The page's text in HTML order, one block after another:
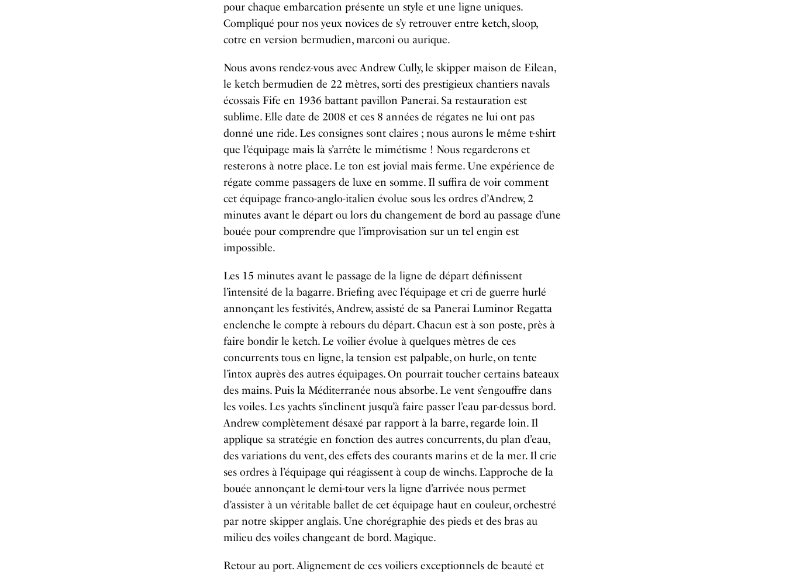
pour chaque embarcation présente un style et une ligne uniques.
Compliqué pour nos yeux novices de s’y retrouver entre ketch, sloop,
cotre en version bermudien, marconi ou aurique.
Nous avons rendez-vous avec Andrew Cully, le skipper maison de Eilean,
le ketch bermudien de 22 mètres, sorti des prestigieux chantiers navals
écossais Fife en 1936 battant pavillon Panerai. Sa restauration est
sublime. Elle date de 2008 et ces 8 années de régates ne lui ont pas
donné une ride. Les consignes sont claires ; nous aurons le même t-shirt
que l’équipage mais là s’arrête le mimétisme ! Nous regarderons et
resterons à notre place. Le ton est jovial mais ferme. Une expérience de
régate comme passagers de luxe en somme. Il suffira de voir comment
cet équipage franco-anglo-italien évolue sous les ordres d’Andrew, 2
minutes avant le départ ou lors du changement de bord au passage d’une
bouée pour comprendre que l’improvisation sur un tel engin est
impossible.
Les 15 minutes avant le passage de la ligne de départ définissent
l’intensité de la bagarre. Briefing avec l’équipage et cri de guerre hurlé
annonçant les festivités, Andrew, assisté de sa Panerai Luminor Regatta
enclenche le compte à rebours du départ. Chacun est à son poste, près à
faire bondir le ketch. Le voilier évolue à quelques mètres de ces
concurrents tous en ligne, la tension est palpable, on hurle, on tente
l’intox auprès des autres équipages. On pourrait toucher certains bateaux
des mains. Puis la Méditerranée nous absorbe. Le vent s’engouffre dans
les voiles. Les yachts s’inclinent jusqu’à faire passer l’eau par-dessus bord.
Andrew complètement désaxé par rapport à la barre, regarde loin. Il
applique sa stratégie en fonction des autres concurrents, du plan d’eau,
des variations du vent, des effets des courants marins et de la mer. Il crie
ses ordres à l’équipage qui réagissent à coup de winchs. L’approche de la
bouée annonçant le demi-tour vers la ligne d’arrivée nous permet
d’assister à un véritable ballet de cet équipage haut en couleur, orchestré
par notre skipper anglais. Une chorégraphie des pieds et des bras au
milieu des voiles changeant de bord. Magique.
Retour au port. Alignement de ces voiliers exceptionnels de beauté et